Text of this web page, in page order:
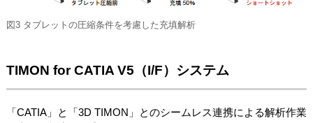
図3 タブレットの圧縮条件を考慮した充填解析
TIMON for CATIA V5（I/F）システム
「CATIA」と「3D TIMON」とのシームレス連携による解析作業